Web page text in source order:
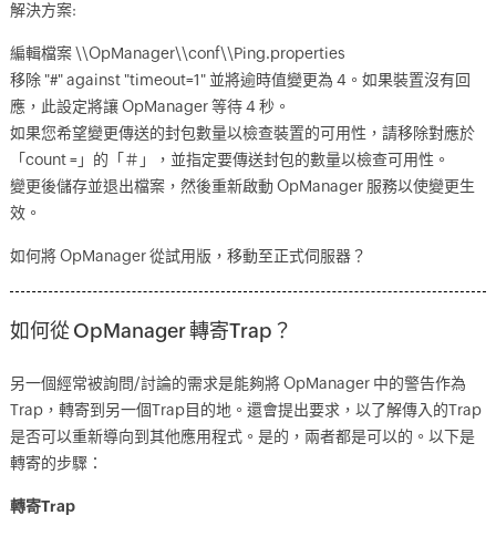
解決方案:
編輯檔案 \\OpManager\\conf\\Ping.properties
移除 "#" against "timeout=1" 並將逾時值變更為 4。如果裝置沒有回
應，此設定將讓 OpManager 等待 4 秒。
如果您希望變更傳送的封包數量以檢查裝置的可用性，請移除對應於
「count =」的「＃」，並指定要傳送封包的數量以檢查可用性。
變更後儲存並退出檔案，然後重新啟動 OpManager 服務以使變更生
效。
如何將 OpManager 從試用版，移動至正式伺服器？
如何從 OpManager 轉寄Trap？
另一個經常被詢問/討論的需求是能夠將 OpManager 中的警告作為
Trap，轉寄到另一個Trap目的地。還會提出要求，以了解傳入的Trap
是否可以重新導向到其他應用程式。是的，兩者都是可以的。以下是
轉寄的步驟：
轉寄Trap